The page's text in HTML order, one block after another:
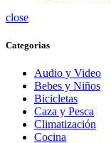
close
Categorias
Audio y Video
Bebes y Niños
Bicicletas
Caza y Pesca
Climatización
Cocina